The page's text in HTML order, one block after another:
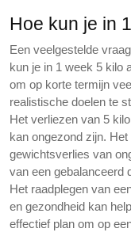
Hoe kun je in
Een veelgestelde
kun je in 1 week 5 kilo
om op korte termijn
realistische doelen te
Het verliezen van 5
kan ongezond zijn.
gewichtsverlies van
van een gebalanceerd
Het raadplegen van
en gezondheid kan
effectief plan om op